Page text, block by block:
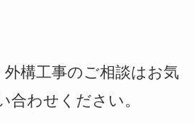
構工事のご相談はお気
合わせください。